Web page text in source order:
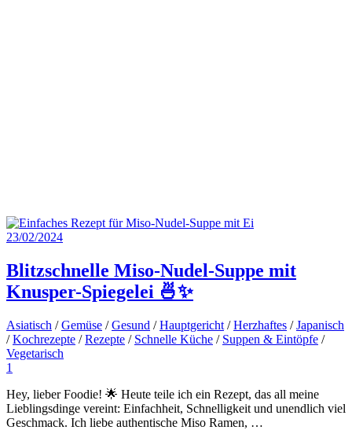
23/02/2024
Blitzschnelle Miso-Nudel-Suppe mit
Knusper-Spiegelei 🍜✨
Asiatisch /Gemüse /Gesund /Hauptgericht /Herzhaftes /Japanisch
/Kochrezepte /Rezepte / Schnelle Küche / Suppen & Eintöpfe /
Vegetarisch
1
Hey, lieber Foodie! 🌟 Heute teile ich ein Rezept, das all meine
Lieblingsdinge vereint: Einfachheit, Schnelligkeit und unendlich viel
Geschmack. Ich liebe authentische Miso Ramen, …